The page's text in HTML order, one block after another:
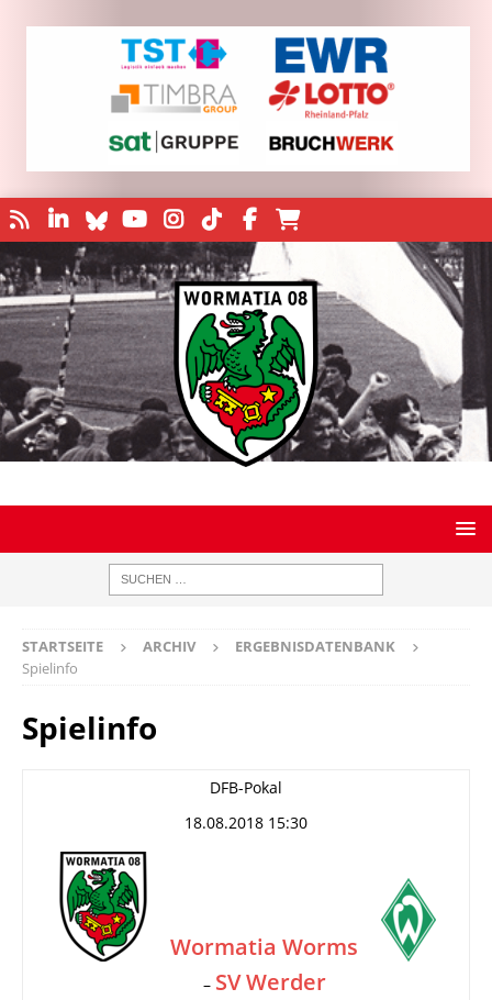
STARTSEITE ARCHIV
ERGEBNISDATENBANK
Spielinfo
Spielinfo
DFB-Pokal
18.08.2018 15:30
Wormatia Worms
– SV Werder